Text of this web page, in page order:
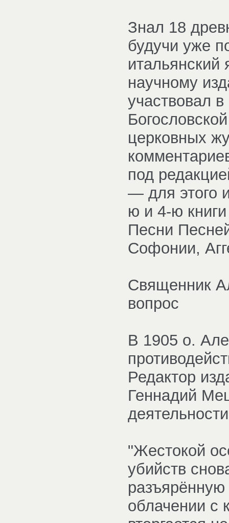
Знал 18
будучи уже
итальянский
научному
участвовал
церковных
под
— для этого
ю и 4-ю
Песни
Софонии,
Священник
вопрос
В 1905 о.
Редактор
Геннадий
"Жестокой
убийств
облачении с